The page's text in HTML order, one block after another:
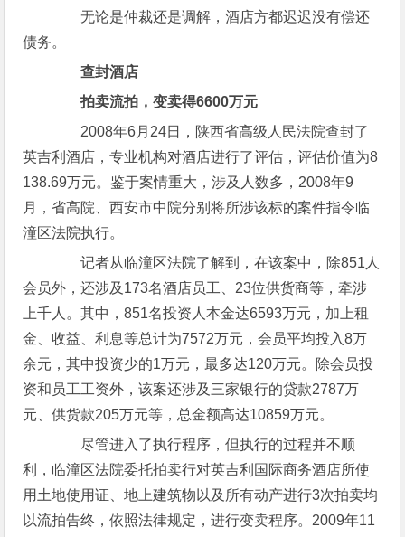
无论是仲裁还是调解，酒店方都迟迟没有偿还
债务。
查封酒店
拍卖流拍，变卖得6600万元
2008年6月24日，陕西省高级人民法院查封了
英吉利酒店，专业机构对酒店进行了评估，评估价值为8
138.69万元。鉴于案情重大，涉及人数多，2008年9
月，省高院、西安市中院分别将所涉该标的案件指令临
潼区法院执行。
记者从临潼区法院了解到，在该案中，除851人
会员外，还涉及173名酒店员工、23位供货商等，牵涉
上千人。其中，851名投资人本金达6593万元，加上租
金、收益、利息等总计为7572万元，会员平均投入8万
余元，其中投资少的1万元，最多达120万元。除会员投
资和员工工资外，该案还涉及三家银行的贷款2787万
元、供货款205万元等，总金额高达10859万元。
尽管进入了执行程序，但执行的过程并不顺
利，临潼区法院委托拍卖行对英吉利国际商务酒店所使
用土地使用证、地上建筑物以及所有动产进行3次拍卖均
以流拍告终，依照法律规定，进行变卖程序。2009年11